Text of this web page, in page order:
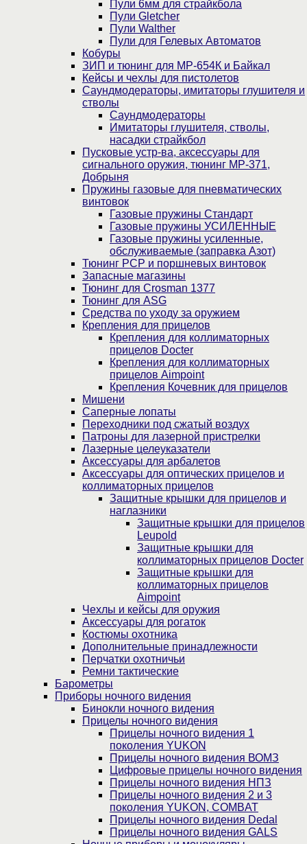
Пули 6мм для страйкбола
Пули Gletcher
Пули Walther
Пули для Гелевых Автоматов
Кобуры
ЗИП и тюнинг для МР-654К и Байкал
Кейсы и чехлы для пистолетов
Саундмодераторы, имитаторы глушителя и
стволы
Саундмодераторы
Имитаторы глушителя, стволы,
насадки страйкбол
Пусковые устр-ва, аксессуары для
сигнального оружия, тюнинг МР-371,
Добрыня
Пружины газовые для пневматических
винтовок
Газовые пружины Стандарт
Газовые пружины УСИЛЕННЫЕ
Газовые пружины усиленные,
обслуживаемые (заправка Азот)
Тюнинг PCP и поршневых винтовок
Запасные магазины
Тюнинг для Crosman 1377
Тюнинг для ASG
Средства по уходу за оружием
Крепления для прицелов
Крепления для коллиматорных
прицелов Docter
Крепления для коллиматорных
прицелов Aimpoint
Крепления Кочевник для прицелов
Мишени
Саперные лопаты
Переходники под сжатый воздух
Патроны для лазерной пристрелки
Лазерные целеуказатели
Аксессуары для арбалетов
Аксессуары для оптических прицелов и
коллиматорных прицелов
Защитные крышки для прицелов и
наглазники
Защитные крышки для прицелов
Leupold
Защитные крышки для
коллиматорных прицелов Docter
Защитные крышки для
коллиматорных прицелов
Aimpoint
Чехлы и кейсы для оружия
Аксессуары для рогаток
Костюмы охотника
Дополнительные принадлежности
Перчатки охотничьи
Ремни тактические
Барометры
Приборы ночного видения
Бинокли ночного видения
Прицелы ночного видения
Прицелы ночного видения 1
поколения YUKON
Прицелы ночного видения ВОМЗ
Цифровые прицелы ночного видения
Прицелы ночного видения НПЗ
Прицелы ночного видения 2 и 3
поколения YUKON, COMBAT
Прицелы ночного видения Dedal
Прицелы ночного видения GALS